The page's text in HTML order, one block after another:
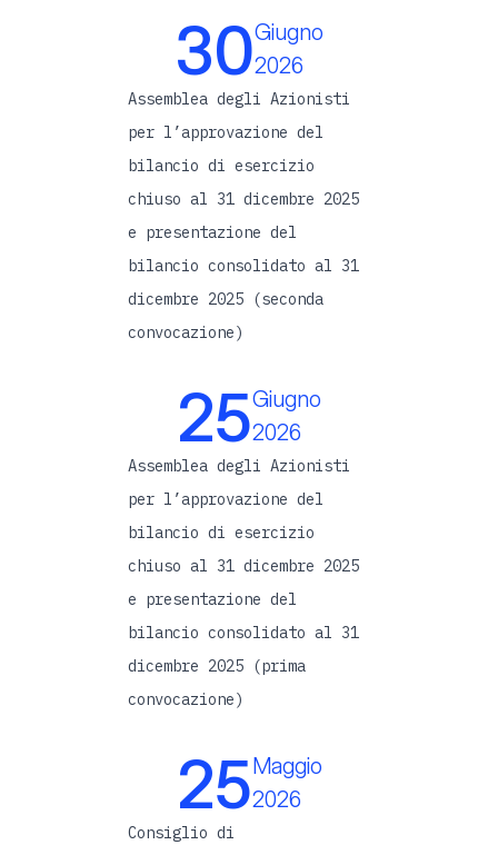
30Giugno
2026
Assemblea degli Azionisti
per l’approvazione del
bilancio di esercizio
chiuso al 31 dicembre 2025
e presentazione del
bilancio consolidato al 31
dicembre 2025 (seconda
convocazione)
25Giugno
2026
Assemblea degli Azionisti
per l’approvazione del
bilancio di esercizio
chiuso al 31 dicembre 2025
e presentazione del
bilancio consolidato al 31
dicembre 2025 (prima
convocazione)
25Maggio
2026
Consiglio di